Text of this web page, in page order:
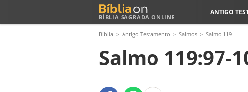
BÍBLIA SAGRADA ONLINE
ANTIGO
Bíblia Antigo Testamento Salmos Salmo 119
Salmo 119:97-